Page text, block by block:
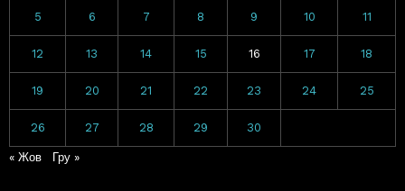
5 6 7 8 9 10 11
12 13 14 15 16 17 18
19 20 21 22 23 24 25
26 27 28 29 30
« Жов Гру »